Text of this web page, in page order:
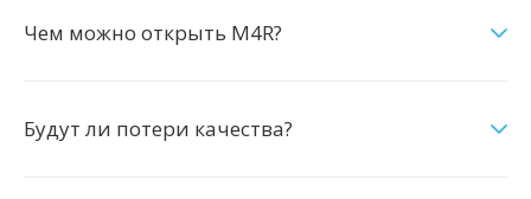
Чем можно открыть M4R?
Будут ли потери качества?